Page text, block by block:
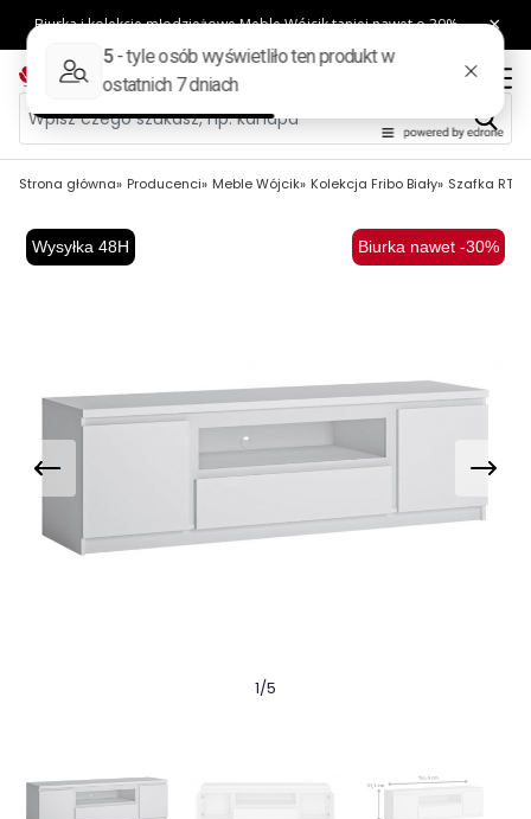
Strona główna Producenci Meble Wójcik Kolekcja Fribo Biały Szafka RTV
Wysyłka 48H Biurka nawet -30%
1/5